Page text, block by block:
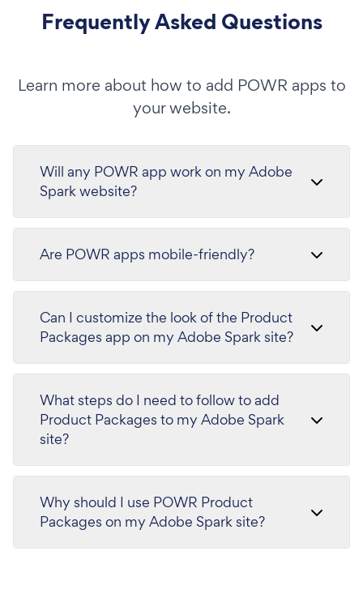
Frequently Asked Questions
Learn more about how to add POWR apps to
your website.
Will any POWR app work on my Adobe
Spark website?
Are POWR apps mobile-friendly?
Can I customize the look of the Product
Packages app on my Adobe Spark site?
What steps do I need to follow to add
Product Packages to my Adobe Spark
site?
Why should I use POWR Product
Packages on my Adobe Spark site?